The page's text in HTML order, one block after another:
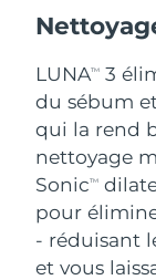
LUNATM
3
du sébum
qui la rend
nettoyage
SonicTM
pour
- réduisant
et vous
Suisse
Taïwan
Thaïlande
Turquie
Émirats